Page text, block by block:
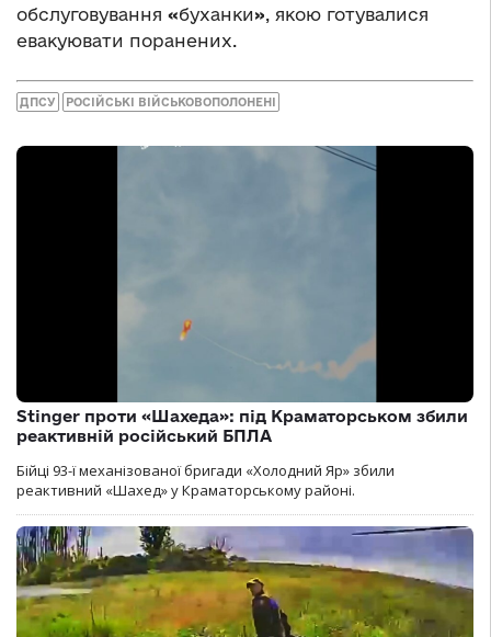
обслуговування «буханки», якою готувалися
евакуювати поранених.
ДПСУ РОСІЙСЬКІ ВІЙСЬКОВОПОЛОНЕНІ
Stinger проти «Шахеда»: під Краматорськом збили
реактивній російський БПЛА
Бійці 93-ї механізованої бригади «Холодний Яр» збили
реактивний «Шахед» у Краматорському районі.